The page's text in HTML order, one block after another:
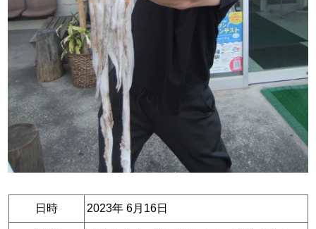
日時 2023年 6月16日